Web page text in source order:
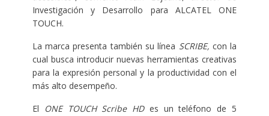
Investigación y Desarrollo para ALCATEL ONE
TOUCH.
La marca presenta también su línea SCRIBE, con la
cual busca introducir nuevas herramientas creativas
para la expresión personal y la productividad con el
más alto desempeño.
El
ONE TOUCH Scribe HDes un teléfono de 5